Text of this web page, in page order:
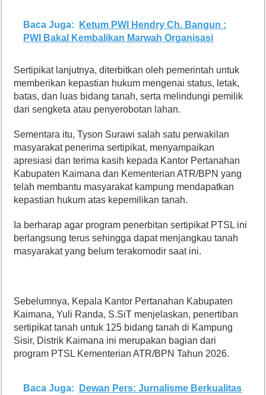
Baca Juga:
Ketum PWI Hendry Ch. Bangun :
PWI Bakal Kembalikan Marwah Organisasi
Sertipikat lanjutnya, diterbitkan oleh pemerintah untuk
memberikan kepastian hukum mengenai status, letak,
batas, dan luas bidang tanah, serta melindungi pemilik
dari sengketa atau penyerobotan lahan.
Sementara itu, Tyson Surawi salah satu perwakilan
masyarakat penerima sertipikat, menyampaikan
apresiasi dan terima kasih kepada Kantor Pertanahan
Kabupaten Kaimana dan Kementerian ATR/BPN yang
telah membantu masyarakat kampung mendapatkan
kepastian hukum atas kepemilikan tanah.
Ia berharap agar program penerbitan sertipikat PTSL ini
berlangsung terus sehingga dapat menjangkau tanah
masyarakat yang belum terakomodir saat ini.
Sebelumnya, Kepala Kantor Pertanahan Kabupaten
Kaimana, Yuli Randa, S.SiT menjelaskan, penertiban
sertipikat tanah untuk 125 bidang tanah di Kampung
Sisir, Distrik Kaimana ini merupakan bagian dari
program PTSL Kementerian ATR/BPN Tahun 2026.
Baca Juga:
Dewan Pers: Jurnalisme Berkualitas